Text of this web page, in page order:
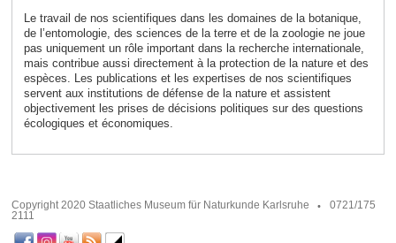
Le travail de nos scientifiques dans les domaines de la botanique,
de l’entomologie, des sciences de la terre et de la zoologie ne joue
pas uniquement un rôle important dans la recherche internationale,
mais contribue aussi directement à la protection de la nature et des
espèces. Les publications et les expertises de nos scientifiques
servent aux institutions de défense de la nature et assistent
objectivement les prises de décisions politiques sur des questions
écologiques et économiques.
Copyright 2020 Staatliches Museum für Naturkunde Karlsruhe
0721/175
2111